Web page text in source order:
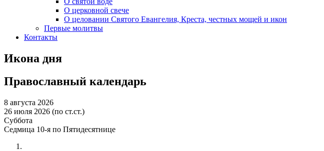
О церковной свече
О целовании Святого Евангелия, Креста, честных мощей и икон
Первые молитвы
Контакты
Икона дня
Православный календарь
8 августа 2026
26 июля 2026 (по ст.ст.)
Суббота
Седмица 10-я по Пятидесятнице